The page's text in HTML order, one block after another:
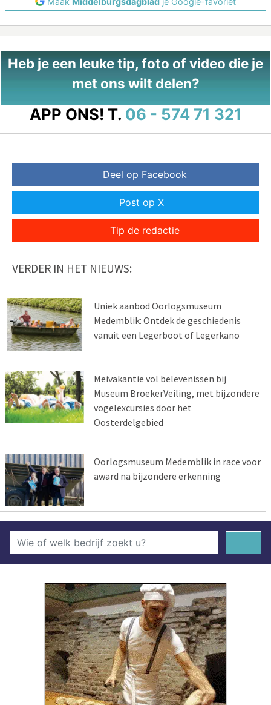
Heb je een leuke tip, foto of video die je
met ons wilt delen?
APP ONS! T. 06 - 574 71 321
Deel op Facebook
Post op X
Tip de redactie
VERDER IN HET NIEUWS:
Uniek aanbod Oorlogsmuseum
Medemblik: Ontdek de geschiedenis
vanuit een Legerboot of Legerkano
Meivakantie vol belevenissen bij
Museum BroekerVeiling, met bijzondere
vogelexcursies door het
Oosterdelgebied
Oorlogsmuseum Medemblik in race voor
award na bijzondere erkenning